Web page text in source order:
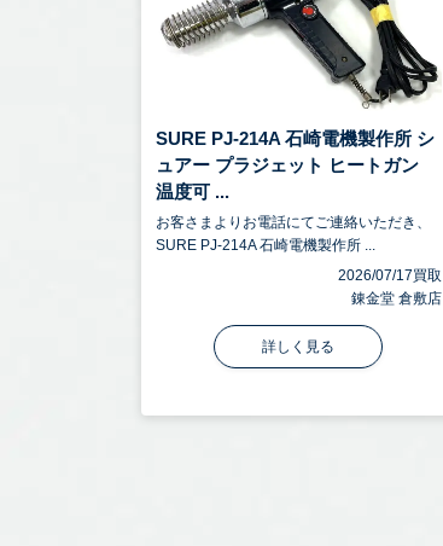
SURE PJ-214A 石崎電機製作所 シ
ュアー プラジェット ヒートガン
温度可 ...
お客さまよりお電話にてご連絡いただき、
SURE PJ-214A 石崎電機製作所 ...
2026/07/17買取
錬金堂 倉敷店
詳しく見る